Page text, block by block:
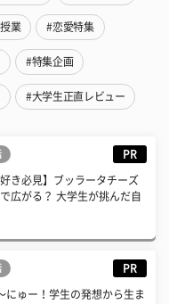
業 #恋愛特集
#特集企画
#大学生正直レビュー
PR
好き必見】ブッラータチーズ
広がる？ 大学生が挑んだ自
PR
にゅー！学生の発想から生ま